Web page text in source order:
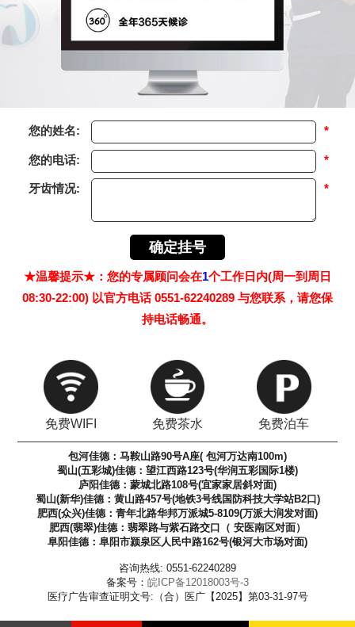
您的姓名: *
您的电话: *
牙齿情况: *
★温馨提示★：您的专属顾问会在1个工作日内(周一到周日
08:30-22:00) 以官方电话 0551-62240289 与您联系，请您保
持电话畅通。
免费WIFI 免费茶水 免费泊车
包河佳德：马鞍山路90号A座( 包河万达南100m)
蜀山(五彩城)佳德：望江西路123号(华润五彩国际1楼)
庐阳佳德：蒙城北路108号(宜家家居斜对面)
蜀山(新华)佳德：黄山路457号(地铁3号线国防科技大学站B2口)
肥西(众兴)佳德：青年北路华邦万派城5-8109(万派大润发对面)
肥西(翡翠)佳德：翡翠路与紫石路交口（ 安医南区对面）
阜阳佳德：阜阳市颍泉区人民中路162号(银河大市场对面)
咨询热线: 0551-62240289
备案号： 皖ICP备12018003号-3
医疗广告审查证明文号:（合）医广【2025】第03-31-97号